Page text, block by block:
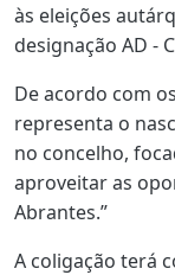
às eleições
designação AD -
De acordo com
representa o
no concelho,
aproveitar as
Abrantes.”
A coligação terá